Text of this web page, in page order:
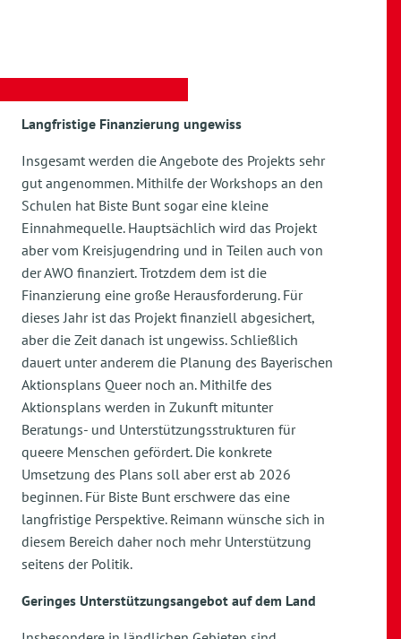
Langfristige Finanzierung ungewiss
Insgesamt werden die Angebote des Projekts sehr
gut angenommen. Mithilfe der Workshops an den
Schulen hat Biste Bunt sogar eine kleine
Einnahmequelle. Hauptsächlich wird das Projekt
aber vom Kreisjugendring und in Teilen auch von
der AWO finanziert. Trotzdem dem ist die
Finanzierung eine große Herausforderung. Für
dieses Jahr ist das Projekt finanziell abgesichert,
aber die Zeit danach ist ungewiss. Schließlich
dauert unter anderem die Planung des Bayerischen
Aktionsplans Queer noch an. Mithilfe des
Aktionsplans werden in Zukunft mitunter
Beratungs- und Unterstützungsstrukturen für
queere Menschen gefördert. Die konkrete
Umsetzung des Plans soll aber erst ab 2026
beginnen. Für Biste Bunt erschwere das eine
langfristige Perspektive. Reimann wünsche sich in
diesem Bereich daher noch mehr Unterstützung
seitens der Politik.
Geringes Unterstützungsangebot auf dem Land